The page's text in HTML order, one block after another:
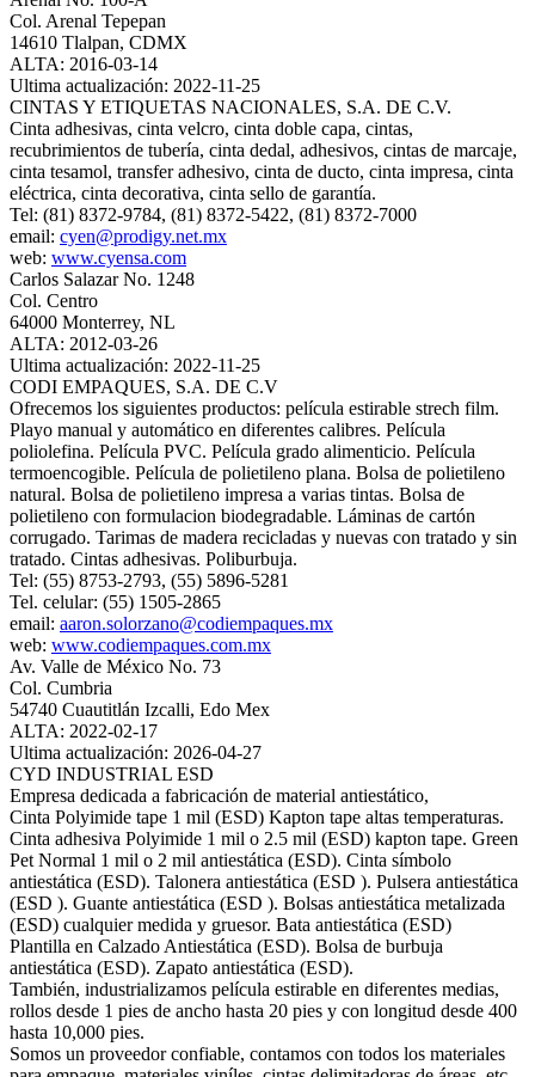
Col. Arenal Tepepan
14610 Tlalpan, CDMX
ALTA: 2016-03-14
Ultima actualización: 2022-11-25
CINTAS Y ETIQUETAS NACIONALES, S.A. DE C.V.
Cinta adhesivas, cinta velcro, cinta doble capa, cintas,
recubrimientos de tubería, cinta dedal, adhesivos, cintas de marcaje,
cinta tesamol, transfer adhesivo, cinta de ducto, cinta impresa, cinta
eléctrica, cinta decorativa, cinta sello de garantía.
Tel: (81) 8372-9784, (81) 8372-5422, (81) 8372-7000
email: cyen@prodigy.net.mx
web: www.cyensa.com
Carlos Salazar No. 1248
Col. Centro
64000 Monterrey, NL
ALTA: 2012-03-26
Ultima actualización: 2022-11-25
CODI EMPAQUES, S.A. DE C.V
Ofrecemos los siguientes productos: película estirable strech film.
Playo manual y automático en diferentes calibres. Película
poliolefina. Película PVC. Película grado alimenticio. Película
termoencogible. Película de polietileno plana. Bolsa de polietileno
natural. Bolsa de polietileno impresa a varias tintas. Bolsa de
polietileno con formulacion biodegradable. Láminas de cartón
corrugado. Tarimas de madera recicladas y nuevas con tratado y sin
tratado. Cintas adhesivas. Poliburbuja.
Tel: (55) 8753-2793, (55) 5896-5281
Tel. celular: (55) 1505-2865
email: aaron.solorzano@codiempaques.mx
web: www.codiempaques.com.mx
Av. Valle de México No. 73
Col. Cumbria
54740 Cuautitlán Izcalli, Edo Mex
ALTA: 2022-02-17
Ultima actualización: 2026-04-27
CYD INDUSTRIAL ESD
Empresa dedicada a fabricación de material antiestático,
Cinta Polyimide tape 1 mil (ESD) Kapton tape altas temperaturas.
Cinta adhesiva Polyimide 1 mil o 2.5 mil (ESD) kapton tape. Green
Pet Normal 1 mil o 2 mil antiestática (ESD). Cinta símbolo
antiestática (ESD). Talonera antiestática (ESD ). Pulsera antiestática
(ESD ). Guante antiestática (ESD ). Bolsas antiestática metalizada
(ESD) cualquier medida y gruesor. Bata antiestática (ESD)
Plantilla en Calzado Antiestática (ESD). Bolsa de burbuja
antiestática (ESD). Zapato antiestática (ESD).
También, industrializamos película estirable en diferentes medias,
rollos desde 1 pies de ancho hasta 20 pies y con longitud desde 400
hasta 10,000 pies.
Somos un proveedor confiable, contamos con todos los materiales